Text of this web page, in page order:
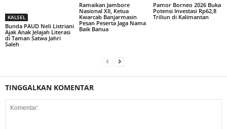
KALSEL
Bunda PAUD Neli Listriani
Ajak Anak Jelajah Literasi
di Taman Satwa Jahri
Saleh
Ramaikan Jambore
Nasional XII, Ketua
Kwarcab Banjarmasin
Pesan Peserta Jaga Nama
Baik Banua
Pamor Borneo 2026 Buka
Potensi Investasi Rp62,8
Triliun di Kalimantan
TINGGALKAN KOMENTAR